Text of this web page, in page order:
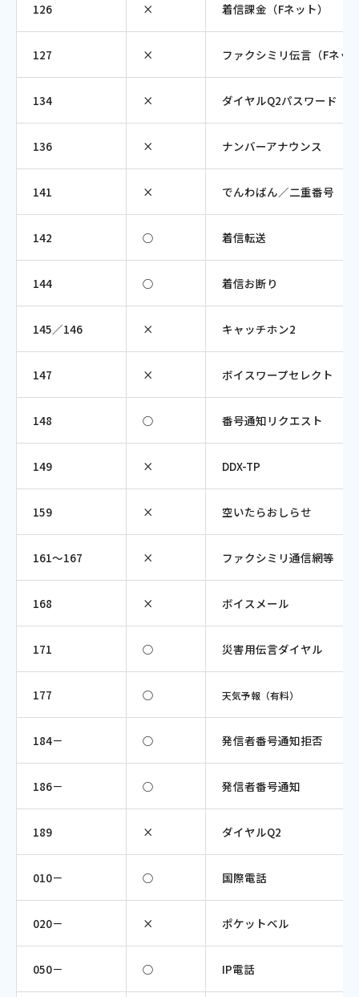
広告掲載のご案内
126 × 着信課金（Fネット）
127 × ファクシミリ伝言（Fネッ
134 × ダイヤルQ2パスワード
136 × ナンバーアナウンス
141 × でんわばん／二重番号
142 ○ 着信転送
144 ○ 着信お断り
145／146 × キャッチホン2
147 × ボイスワープセレクト
148 ○ 番号通知リクエスト
149 × DDX-TP
159 × 空いたらおしらせ
161～167 × ファクシミリ通信網等
168 × ボイスメール
171 ○ 災害用伝言ダイヤル
177 ○ 天気予報（有料）
184－ ○ 発信者番号通知拒否
186－ ○ 発信者番号通知
189 × ダイヤルQ2
010－ ○ 国際電話
020－ × ポケットベル
050－ ○ IP電話